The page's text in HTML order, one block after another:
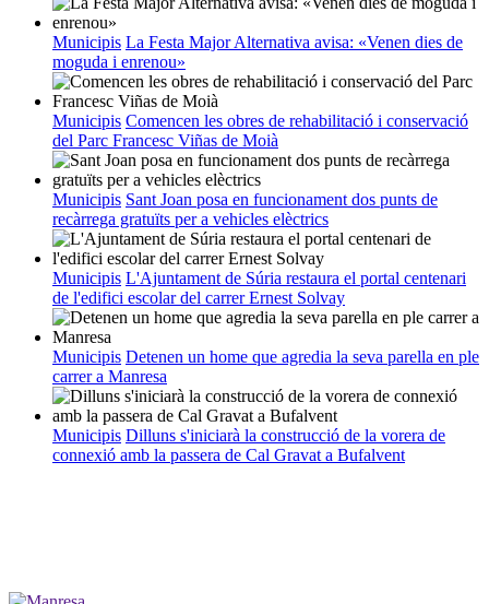
Municipis La Festa Major Alternativa avisa: «Venen dies de
moguda i enrenou»
Municipis Comencen les obres de rehabilitació i conservació
del Parc Francesc Viñas de Moià
Municipis Sant Joan posa en funcionament dos punts de
recàrrega gratuïts per a vehicles elèctrics
Municipis L'Ajuntament de Súria restaura el portal centenari
de l'edifici escolar del carrer Ernest Solvay
Municipis Detenen un home que agredia la seva parella en ple
carrer a Manresa
Municipis Dilluns s'iniciarà la construcció de la vorera de
connexió amb la passera de Cal Gravat a Bufalvent